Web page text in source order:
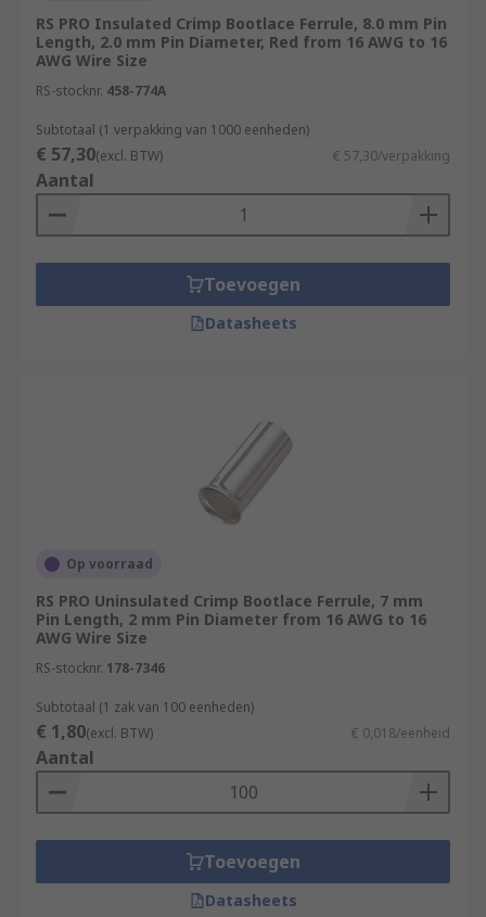
RS PRO Insulated Crimp Bootlace Ferrule, 8.0 mm Pin
Length, 2.0 mm Pin Diameter, Red from 16 AWG to 16
AWG Wire Size
RS-stocknr. 458-774A
Subtotaal (1 verpakking van 1000 eenheden)
€ 57,30(excl. BTW) € 57,30/verpakking
Aantal
Toevoegen
Datasheets
Op voorraad
RS PRO Uninsulated Crimp Bootlace Ferrule, 7 mm
Pin Length, 2 mm Pin Diameter from 16 AWG to 16
AWG Wire Size
RS-stocknr. 178-7346
Subtotaal (1 zak van 100 eenheden)
€ 1,80(excl. BTW) € 0,018/eenheid
Aantal
Toevoegen
Datasheets